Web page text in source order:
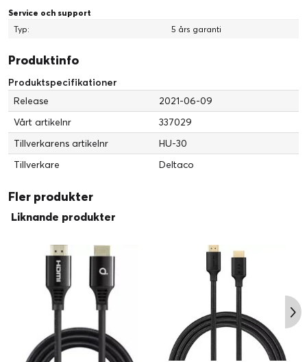
Service och support
Typ:
5 års garanti
Produktinfo
Produktspecifikationer
Release
2021-06-09
Vårt artikelnr
337029
Tillverkarens artikelnr
HU-30
Tillverkare
Deltaco
Fler produkter
Liknande produkter